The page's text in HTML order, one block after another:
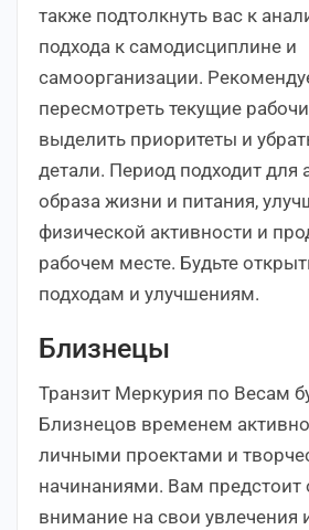
также подтолкнуть вас к
подхода к самодисциплине и
самоорганизации.
пересмотреть текущие
выделить приоритеты и
детали. Период подходит для
образа жизни и питания,
физической активности и
рабочем месте. Будьте
подходам и улучшениям.
Близнецы
Транзит Меркурия по Весам
Близнецов временем
личными проектами и
начинаниями. Вам предстоит
внимание на свои увлечения